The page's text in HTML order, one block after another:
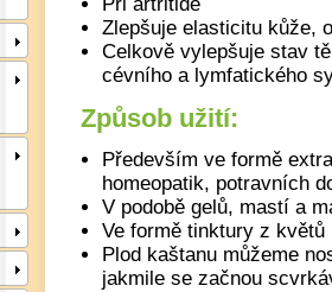
Při artritidě
Zlepšuje elasticitu kůže,
Celkově vylepšuje stav
cévního a lymfatického
Způsob užití:
Především ve formě
homeopatik, potravních
V podobě gelů, mastí a
Ve formě tinktury z květů
Plod kaštanu můžeme
jakmile se začnou